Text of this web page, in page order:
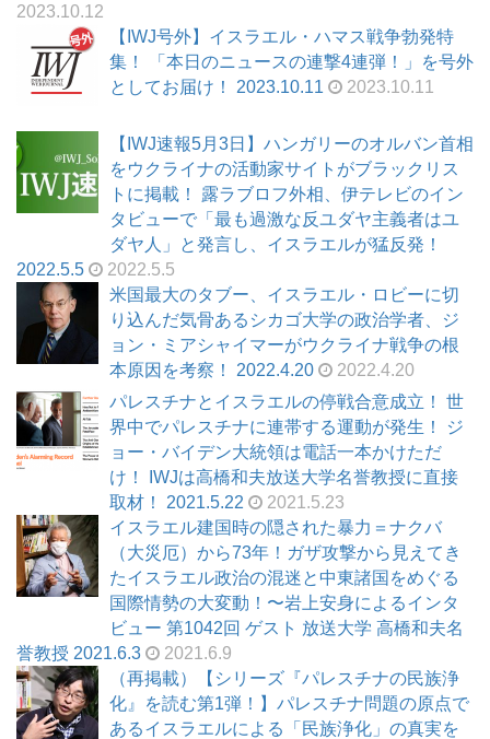
2023.10.12
【IWJ号外】イスラエル・ハマス戦争勃発特
集！ 「本日のニュースの連撃4連弾！」を号外
としてお届け！ 2023.10.11
2023.10.11
【IWJ速報5月3日】ハンガリーのオルバン首相
をウクライナの活動家サイトがブラックリス
トに掲載！ 露ラブロフ外相、伊テレビのイン
タビューで「最も過激な反ユダヤ主義者はユ
ダヤ人」と発言し、イスラエルが猛反発！
2022.5.5
2022.5.5
米国最大のタブー、イスラエル・ロビーに切
り込んだ気骨あるシカゴ大学の政治学者、ジ
ョン・ミアシャイマーがウクライナ戦争の根
本原因を考察！ 2022.4.20
2022.4.20
パレスチナとイスラエルの停戦合意成立！ 世
界中でパレスチナに連帯する運動が発生！ ジ
ョー・バイデン大統領は電話一本かけただ
け！ IWJは高橋和夫放送大学名誉教授に直接
取材！ 2021.5.22
2021.5.23
イスラエル建国時の隠された暴力＝ナクバ
（大災厄）から73年！ガザ攻撃から見えてき
たイスラエル政治の混迷と中東諸国をめぐる
国際情勢の大変動！〜岩上安身によるインタ
ビュー 第1042回 ゲスト 放送大学 高橋和夫名
誉教授 2021.6.3
2021.6.9
（再掲載）【シリーズ『パレスチナの民族浄
化』を読む第1弾！】パレスチナ問題の原点で
あるイスラエルによる「民族浄化」の真実を